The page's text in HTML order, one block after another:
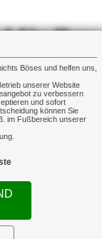
Böses und helfen uns,
unserer Website
zu verbessern
und sofort
können Sie
im Fußbereich unserer
für Ihre
Euro